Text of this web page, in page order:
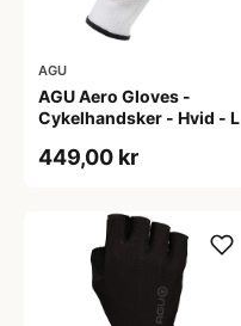
AGU
AGU Aero Gloves -
Cykelhandsker - Hvid - L
449,00 kr